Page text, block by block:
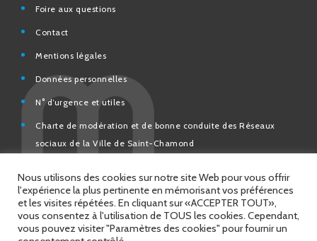
Foire aux questions
Contact
Mentions légales
Données personnelles
N° d’urgence et utiles
Charte de modération et de bonne conduite des Réseaux
sociaux de la Ville de Saint-Chamond
© 2026 Copyright Ville de Saint-Chamond
Nous utilisons des cookies sur notre site Web pour vous offrir
l'expérience la plus pertinente en mémorisant vos préférences
et les visites répétées. En cliquant sur «ACCEPTER TOUT»,
vous consentez à l'utilisation de TOUS les cookies. Cependant,
vous pouvez visiter "Paramètres des cookies" pour fournir un